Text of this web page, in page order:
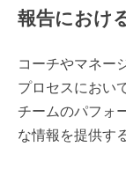
報告におけ
コーチやマネー
プロセスにおい
チームのパフォ
な情報を提供す